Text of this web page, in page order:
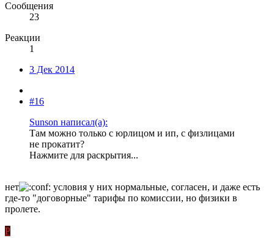
Сообщения
23
Реакции
1
3 Дек 2014
#16
Sunson написал(а):
Там можно только с юрлицом и ип, с физлицами
не прокатит?
Нажмите для раскрытия...
нет
условия у них нормальные, согласен, и даже есть
где-то "договорные" тарифы по комиссии, но физики в
пролете.
P